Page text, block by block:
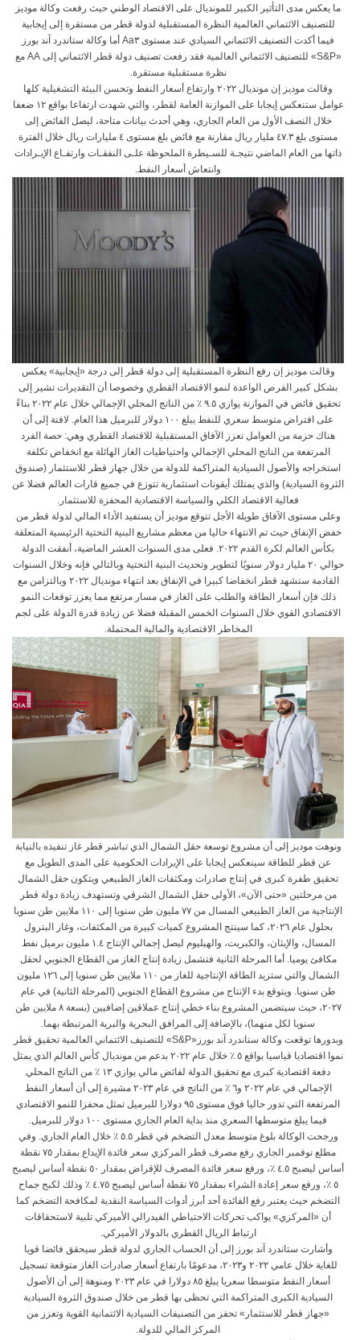
ما يعكس مدى التأثير الكبير للمونديال على الاقتصاد الوطني حيث رفعت وكالة موديز
للتصنيف الائتماني العالمية النظرة المستقبلية لدولة قطر من مستقرة إلى إيجابية
فيما أكدت التصنيف الائتماني السيادي عند مستوى Aa٣ أما وكالة ستاندرد آند بورز
«S&P» للتصنيف الائتماني العالمية فقد رفعت تصنيف دولة قطر الائتماني إلى AA مع
نظرة مستقبلية مستقرة.
وقالت موديز إن مونديال ٢٠٢٢ وارتفاع أسعار النفط وتحسن البيئة التشغيلية كلها
عوامل ستنعكس إيجابا على الموازنة العامة لقطر، والتي شهدت ارتفاعا بواقع ١٢ ضعفا
خلال النصف الأول من العام الجاري، وهي أحدث بيانات متاحة، ليصل الفائض إلى
مستوى بلغ ٤٧.٣ مليار ريال مقارنة مع فائض بلغ مستوى ٤ مليارات ريال خلال الفترة
ذاتها من العام الماضي نتيجـة للسـيطرة الملحوظة علـى النفقـات وارتفـاع الإيـرادات
وانتعاش أسعار النفط.
وقالت موديز إن رفع النظرة المستقبلية إلى دولة قطر إلى درجة «إيجابية» يعكس
بشكل كبير الفرص الواعدة لنمو الاقتصاد القطري وخصوصا أن التقديرات تشير إلى
تحقيق فائض في الموازنة يوازي ٩.٥ ٪ من الناتج المحلي الإجمالي خلال عام ٢٠٢٢ بناءً
على افتراض متوسط سعري للنفط يبلغ ١٠٠ دولار للبرميل هذا العام. لافتة إلى أن
هناك حزمة من العوامل تعزز الآفاق المستقبلية للاقتصاد القطري وهي: حصة الفرد
المرتفعة من الناتج المحلي الإجمالي واحتياطيات الغاز الهائلة مع انخفاض تكلفة
استخراجه والأصول السيادية المتراكمة للدولة من خلال جهاز قطر للاستثمار (صندوق
الثروة السيادية) والذي يمتلك أيقونات استثمارية تتوزع في جميع قارات العالم فضلا عن
فعالية الاقتصاد الكلي والسياسة الاقتصادية المحفزة للاستثمار.
وعلى مستوى الآفاق طويلة الأجل تتوقع موديز أن يستفيد الأداء المالي لدولة قطر من
خفض الإنفاق حيث تم الانتهاء حاليا من معظم مشاريع البنية التحتية الرئيسية المتعلقة
بكأس العالم لكرة القدم ٢٠٢٢. فعلى مدى السنوات العشر الماضية، أنفقت الدولة
حوالي ٢٠ مليار دولار سنويًا لتطوير وتحديث البنية التحتية وبالتالي فإنه وخلال السنوات
القادمة ستشهد قطر انخفاضا كبيرا في الإنفاق بعد انتهاء مونديال ٢٠٢٢ وبالتزامن مع
ذلك فإن أسعار الطاقة والطلب على الغاز في مسار مرتفع مما يعزز توقعات النمو
الاقتصادي القوي خلال السنوات الخمس المقبلة فضلا عن زيادة قدرة الدولة على لجم
المخاطر الاقتصادية والمالية المحتملة.
ونوهت موديز إلى أن مشروع توسعة حقل الشمال الذي تباشر قطر غاز تنفيذه بالنيابة
عن قطر للطاقة سينعكس إيجابا على الإيرادات الحكومية على المدى الطويل مع
تحقيق طفرة كبرى في إنتاج صادرات ومكثفات الغاز الطبيعي ويتكون حقل الشمال
من مرحلتين «حتى الآن»، الأولى حقل الشمال الشرقي وتستهدف زيادة دولة قطر
الإنتاجية من الغاز الطبيعي المسال من ٧٧ مليون طن سنويا إلى ١١٠ ملايين طن سنويا
بحلول عام ٢٠٢٦، كما سينتج المشروع كميات كبيرة من المكثفات، وغاز البترول
المسال، والإيثان، والكبريت، والهيليوم ليصل إجمالي الإنتاج ١.٤ مليون برميل نفط
مكافئ يوميا. أما المرحلة الثانية فتشمل زيادة إنتاج الغاز من القطاع الجنوبي لحقل
الشمال والتي ستزيد الطاقة الإنتاجية للغاز من ١١٠ ملايين طن سنويا إلى ١٢٦ مليون
طن سنويا. ويتوقع بدء الإنتاج من مشروع القطاع الجنوبي (المرحلة الثانية) في عام
٢٠٢٧، حيث سيتضمن المشروع بناء خطي إنتاج عملاقين إضافيين (بسعة ٨ ملايين طن
سنويا لكل منهما)، بالإضافة إلى المرافق البحرية والبرية المرتبطة بهما.
وبدورها توقعت وكالة ستاندرد آند بورز«S&P» للتصنيف الائتماني العالمية تحقيق قطر
نموا اقتصاديا قياسيا بواقع ٥ ٪ خلال عام ٢٠٢٢ بدعم من مونديال كأس العالم الذي يمثل
دفعة اقتصادية كبرى مع تحقيق الدولة لفائض مالي يوازي ١٣ ٪ من الناتج المحلي
الإجمالي في عام ٢٠٢٢ و٦ ٪ من الناتج في عام ٢٠٢٣ مشيرة إلى أن أسعار النفط
المرتفعة التي تدور حاليا فوق مستوى ٩٥ دولارا للبرميل تمثل محفزا للنمو الاقتصادي
فيما يبلغ متوسطها السعري منذ بداية العام الجاري مستوى ١٠٠ دولار للبرميل.
ورجحت الوكالة بلوغ متوسط معدل التضخم في قطر ٥.٥ ٪ خلال العام الجاري. وفي
مطلع نوفمبر الجاري رفع مصرف قطر المركزي سعر فائدة الإيداع بمقدار ٧٥ نقطة
أساس ليصبح ٤.٥ ٪، ورفع سعر فائدة المصرف للإقراض بمقدار ٥٠ نقطة أساس ليصبح
٥ ٪، ورفع سعر إعادة الشراء بمقدار ٧٥ نقطة أساس ليصبح ٤.٧٥ ٪ وذلك لكبح جماح
التضخم حيث يعتبر رفع الفائدة أحد أبرز أدوات السياسة النقدية لمكافحة التضخم كما
أن «المركزي» يواكب تحركات الاحتياطي الفيدرالي الأميركي تلبية لاستحقاقات
ارتباط الريال القطري بالدولار الأميركي.
وأشارت ستاندرد آند بورز إلى أن الحساب الجاري لدولة قطر سيحقق فائضا قويا
للغاية خلال عامي ٢٠٢٢ و٢٠٢٣، مدعومًا بارتفاع أسعار صادرات الغاز متوقعة تسجيل
أسعار النفط متوسطا سعريا يبلغ ٨٥ دولارا في عام ٢٠٢٣ ومنوهة إلى أن الأصول
السيادية الكبرى المتراكمة التي تحظى بها قطر من خلال صندوق الثروة السيادية
«جهاز قطر للاستثمار» تحفز من التصنيفات السيادية الائتمانية القوية وتعزز من
المركز المالي للدولة.